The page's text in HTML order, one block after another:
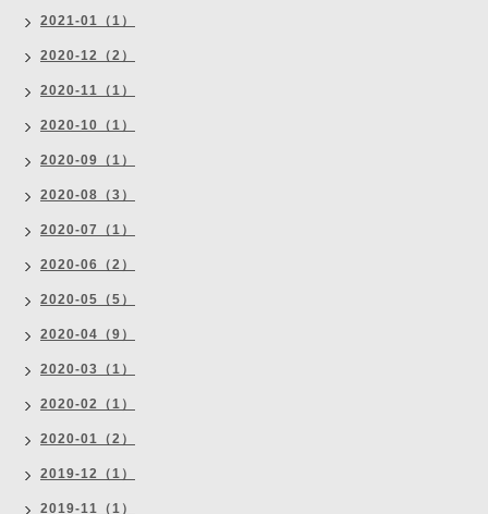
2021-01（1）
2020-12（2）
2020-11（1）
2020-10（1）
2020-09（1）
2020-08（3）
2020-07（1）
2020-06（2）
2020-05（5）
2020-04（9）
2020-03（1）
2020-02（1）
2020-01（2）
2019-12（1）
2019-11（1）